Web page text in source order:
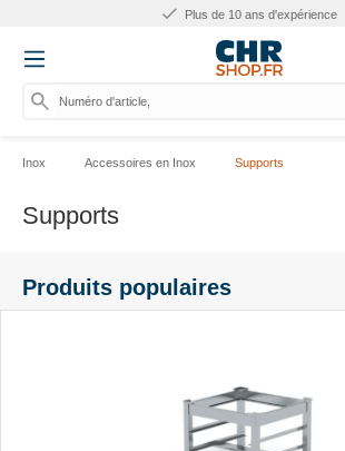
Plus de 10 ans d'expérience
Numéro d'article, catégorie
Inox Accessoires en Inox Supports
Supports
Produits populaires